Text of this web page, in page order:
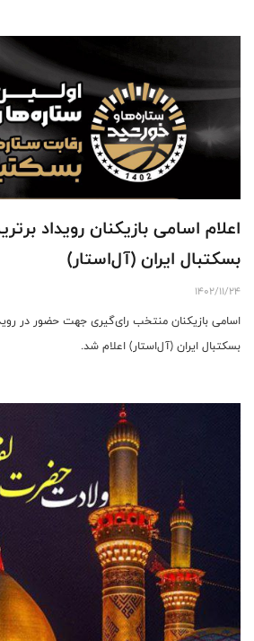
اعلام اسامی بازیکنان رویداد
بسکتبال ایران (آل‌استار)
1402/11/24
اسامی بازیکنان منتخب رای‌گیری جهت حضور در
بسکتبال ایران (آل‌استار) اعلام شد.